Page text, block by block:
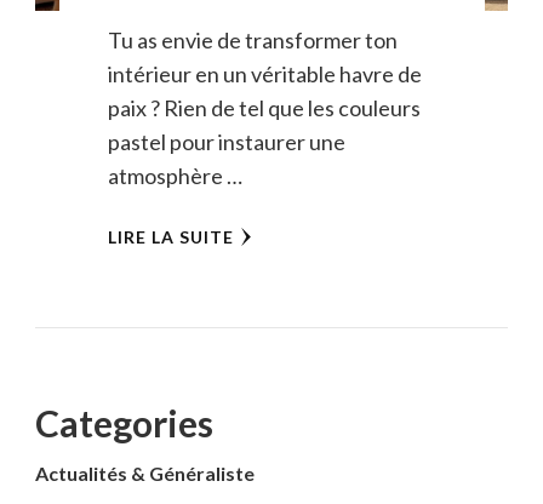
Tu as envie de transformer ton
intérieur en un véritable havre de
paix ? Rien de tel que les couleurs
pastel pour instaurer une
atmosphère …
LIRE LA SUITE
Categories
Actualités & Généraliste